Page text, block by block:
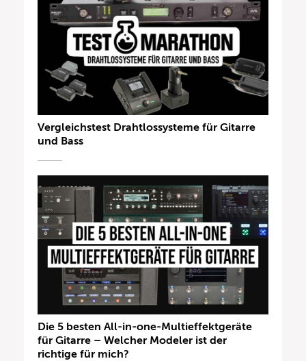
Vergleichstest Drahtlossysteme für Gitarre
und Bass
Die 5 besten All-in-one-Multieffektgeräte
für Gitarre – Welcher Modeler ist der
richtige für mich?